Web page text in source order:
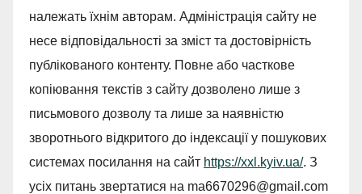
належать їхнім авторам. Адміністрація сайту не
несе відповідальності за зміст та достовірність
публікованого контенту. Повне або часткове
копіювання текстів з сайту дозволено лише з
письмового дозволу та лише за наявністю
зворотнього відкритого до індексації у пошукових
системах посилання на сайт https://xxl.kyiv.ua/. З
усіх питань звертатися на ma6670296@gmail.com